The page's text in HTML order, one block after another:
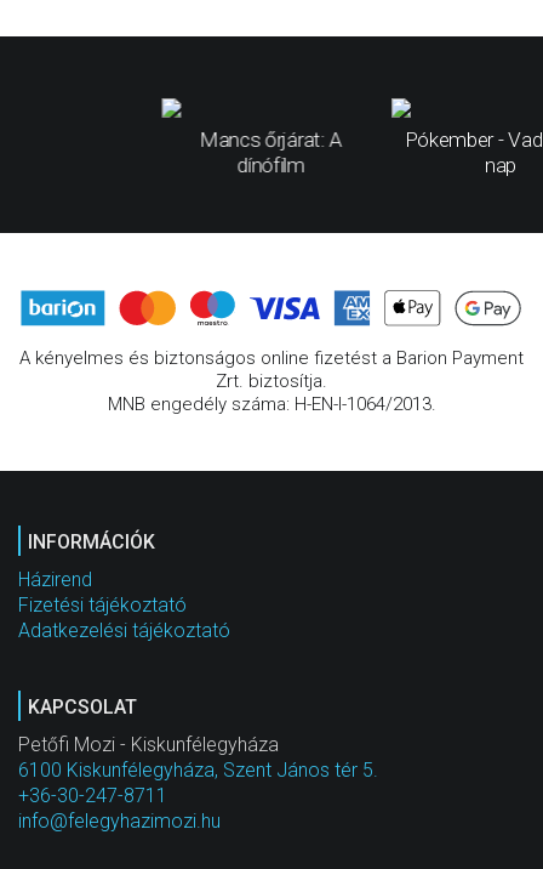
Mancs őrjárat: A
dínófilm
Pókember -
nap
A kényelmes és biztonságos online fizetést a Barion Payment
Zrt. biztosítja.
MNB engedély száma: H-EN-I-1064/2013.
INFORMÁCIÓK
Házirend
Fizetési tájékoztató
Adatkezelési tájékoztató
KAPCSOLAT
Petőfi Mozi - Kiskunfélegyháza
6100 Kiskunfélegyháza, Szent János tér 5.
+36-30-247-8711
info@felegyhazimozi.hu